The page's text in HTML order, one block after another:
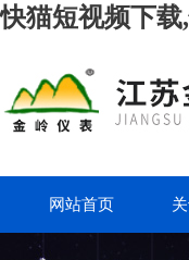
快猫短视频下
网站首页